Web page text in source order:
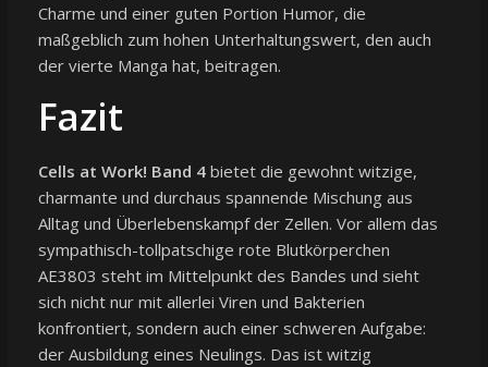
Charme und einer guten Portion Humor, die
maßgeblich zum hohen Unterhaltungswert, den auch
der vierte Manga hat, beitragen.
Fazit
Cells at Work! Band 4bietet die gewohnt witzige,
charmante und durchaus spannende Mischung aus
Alltag und Überlebenskampf der Zellen. Vor allem das
sympathisch-tollpatschige rote Blutkörperchen
AE3803 steht im Mittelpunkt des Bandes und sieht
sich nicht nur mit allerlei Viren und Bakterien
konfrontiert, sondern auch einer schweren Aufgabe:
der Ausbildung eines Neulings. Das ist witzig